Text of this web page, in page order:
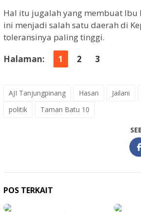
Hal itu jugalah yang membuat Ibu
ini menjadi salah satu daerah di
toleransinya paling tinggi.
Halaman:
1 2 3
AJI Tanjungpinang Hasan Jailani
politik
Taman Batu 10
POS TERKAIT